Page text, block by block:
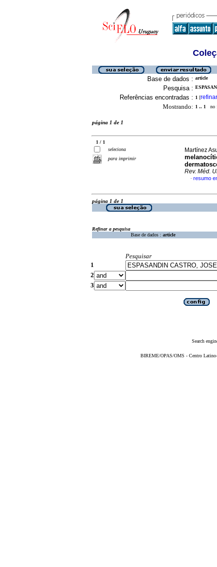
Base de dados : article
Pesquisa :
Referências encontradas : 1 [refinar
Mostrando: 1 .. 1 no
página 1 de 1
1 / 1
seleciona
para imprimir
Martínez
Rev. Méd.
· resumo
página 1 de 1
Refinar a pesquisa
Base de dados : article
Pesquisar
1
2
3
Search
BIREME/OPAS/OMS - Centro Latino-